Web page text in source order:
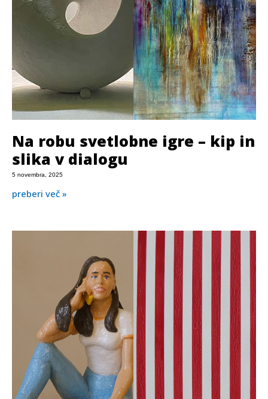
Na robu svetlobne igre – kip in
slika v dialogu
5 novembra, 2025
preberi več »